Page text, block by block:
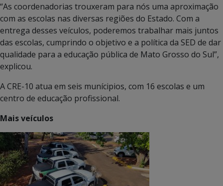
“As coordenadorias trouxeram para nós uma aproximação
com as escolas nas diversas regiões do Estado. Com a
entrega desses veículos, poderemos trabalhar mais juntos
das escolas, cumprindo o objetivo e a política da SED de dar
qualidade para a educação pública de Mato Grosso do Sul”,
explicou.
A CRE-10 atua em seis munícipios, com 16 escolas e um
centro de educação profissional.
Mais veículos